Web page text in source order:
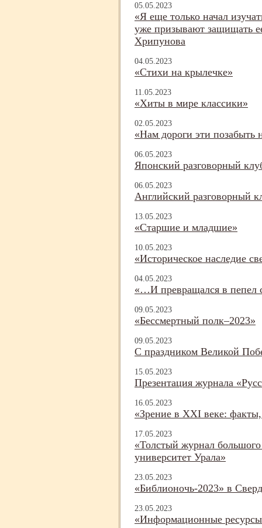
05.05.2023
«Я еще только начал
уже призывают защищать
Хрипунова
04.05.2023
«Стихи на крылечке»
11.05.2023
«Хиты в мире классики»
02.05.2023
«Нам дороги эти позабыть
06.05.2023
Японский разговорный
06.05.2023
Английский разговорный
13.05.2023
«Старшие и младшие»
10.05.2023
«Историческое наследие
04.05.2023
«…И превращался в пепел
09.05.2023
«Бессмертный полк–2023»
09.05.2023
С праздником Великой
15.05.2023
Презентация журнала
16.05.2023
«Зрение в XXI веке:
17.05.2023
«Толстый журнал
университет Урала»
23.05.2023
«Библионочь-2023» в
23.05.2023
«Информационные ресурсы